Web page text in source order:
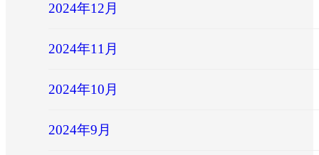
2024年12月
2024年11月
2024年10月
2024年9月